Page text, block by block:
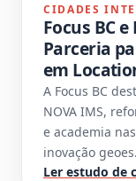
CIDADES
Focus BC
Parceria
em
A Focus BC
NOVA IMS,
e academia
inovação
Ler estudo de